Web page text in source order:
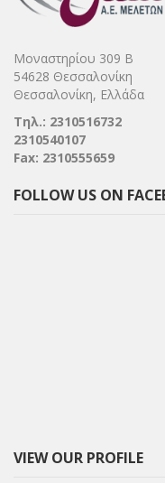
Μοναστηρίου 309 Β
54628 Θεσσαλονίκη
Θεσσαλονίκη, Ελλάδα
Τηλ.: 2310516732
2310540107
Fax: 2310555659
FOLLOW US ON
VIEW OUR PROFILE